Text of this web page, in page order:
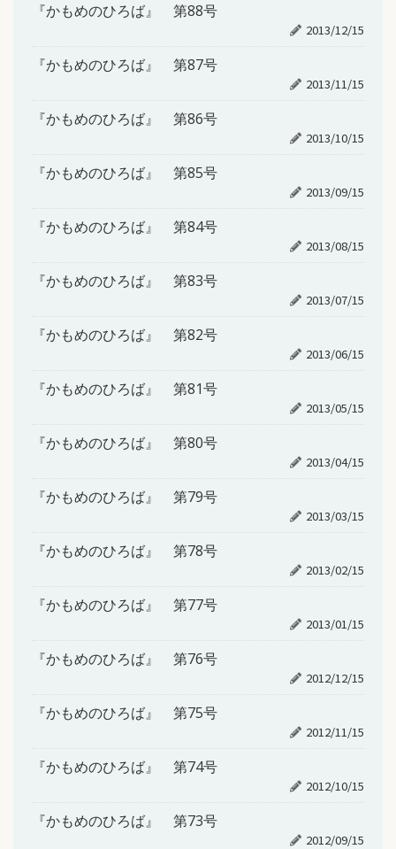
『かもめのひろば』 第88号
2013/12/15
『かもめのひろば』 第87号
2013/11/15
『かもめのひろば』 第86号
2013/10/15
『かもめのひろば』 第85号
2013/09/15
『かもめのひろば』 第84号
2013/08/15
『かもめのひろば』 第83号
2013/07/15
『かもめのひろば』 第82号
2013/06/15
『かもめのひろば』 第81号
2013/05/15
『かもめのひろば』 第80号
2013/04/15
『かもめのひろば』 第79号
2013/03/15
『かもめのひろば』 第78号
2013/02/15
『かもめのひろば』 第77号
2013/01/15
『かもめのひろば』 第76号
2012/12/15
『かもめのひろば』 第75号
2012/11/15
『かもめのひろば』 第74号
2012/10/15
『かもめのひろば』 第73号
2012/09/15